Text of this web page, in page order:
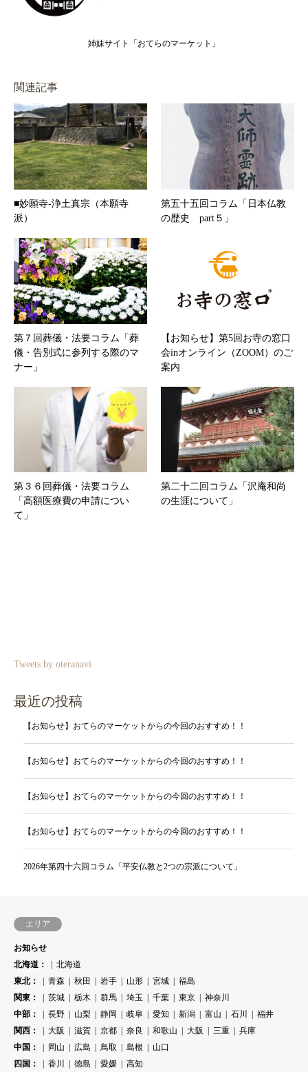
姉妹サイト「おてらのマーケット」
関連記事
■妙願寺-浄土真宗（本願寺
派）
第五十五回コラム「日本仏教
の歴史 part５」
第７回葬儀・法要コラム「葬
儀・告別式に参列する際のマ
ナー」
【お知らせ】第5回お寺の窓口
会inオンライン（ZOOM）のご
案内
第３６回葬儀・法要コラム
「高額医療費の申請につい
て」
第二十二回コラム「沢庵和尚
の生涯について」
Tweets by oteranavi
最近の投稿
【お知らせ】おてらのマーケットからの今回のおすすめ！！
【お知らせ】おてらのマーケットからの今回のおすすめ！！
【お知らせ】おてらのマーケットからの今回のおすすめ！！
【お知らせ】おてらのマーケットからの今回のおすすめ！！
2026年第四十六回コラム「平安仏教と2つの宗派について」
エリア
お知らせ
北海道：
北海道
東北：
青森 秋田 岩手 山形 宮城
福島
関東：
茨城 栃木 群馬 埼玉 千葉 東京
神奈川
中部：
長野 山梨 静岡 岐阜 愛知 新潟 富山 石川
福井
関西：
大阪 滋賀 京都 奈良 和歌山 大阪 三重
兵庫
中国：
岡山 広島 鳥取 島根
山口
四国：
香川 徳島 愛媛
高知